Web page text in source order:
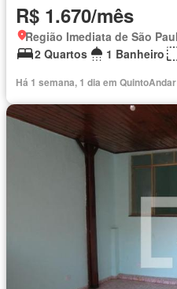
R$ 1.670/mês
2 Quartos
1 Banheiro
Há 1 semana, 1 dia em QuintoAndar